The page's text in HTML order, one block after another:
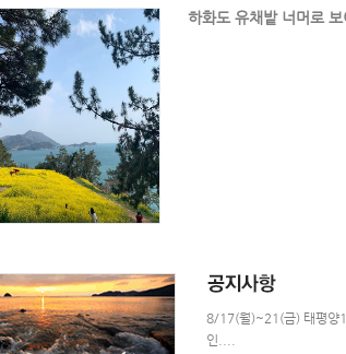
하화도 유채밭 너머로 보
8/17(월)~21(금) 태평양
인....